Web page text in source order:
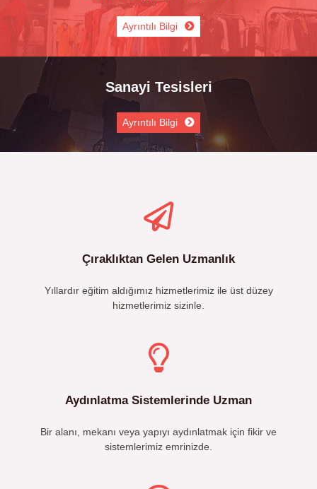
Ayrıntılı Bilgi
Sanayi Tesisleri
Ayrıntılı Bilgi
Çıraklıktan Gelen Uzmanlık
Yıllardır eğitim aldığımız hizmetlerimiz ile üst düzey
hizmetlerimiz sizinle.
Aydınlatma Sistemlerinde Uzman
Bir alanı, mekanı veya yapıyı aydınlatmak için fikir ve
sistemlerimiz emrinizde.